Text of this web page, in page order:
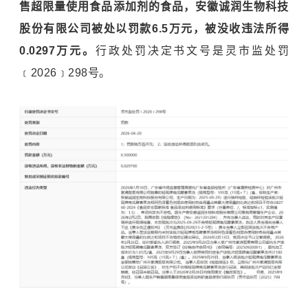
售超限量使用食品添加剂的食品，安徽诚润生物科技
股份有限公司被处以罚款6.5万元，被没收违法所得
0.0297万元。行政处罚决定书文号是灵市监处罚
﹝2026﹞298号。